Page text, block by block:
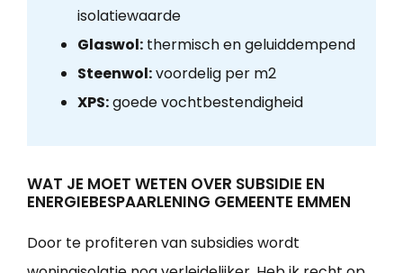
isolatiewaarde
Glaswol:thermisch en geluiddempend
Steenwol:voordelig per m2
XPS:goede vochtbestendigheid
WAT JE MOET WETEN OVER SUBSIDIE EN
ENERGIEBESPAARLENING GEMEENTE EMMEN
Door te profiteren van subsidies wordt